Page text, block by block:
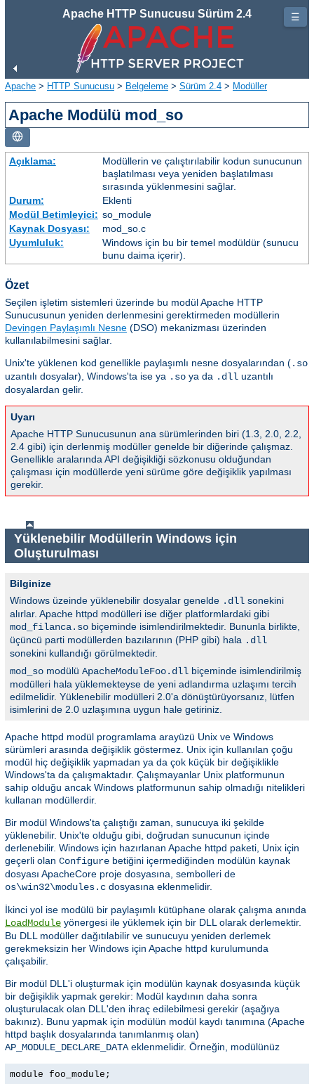
Apache HTTP Sunucusu Sürüm 2.4
Apache > HTTP Sunucusu > Belgeleme > Sürüm 2.4 > Modüller
Apache Modülü mod_so
Açıklama:
Modüllerin ve çalıştırılabilir kodun sunucunun
başlatılması veya yeniden başlatılması
sırasında yüklenmesini sağlar.
Durum:
Eklenti
Modül Betimleyici: so_module
Kaynak Dosyası:
mod_so.c
Uyumluluk:
Windows için bu bir temel modüldür (sunucu
bunu daima içerir).
Özet
Seçilen işletim sistemleri üzerinde bu modül Apache HTTP
Sunucusunun yeniden derlenmesini gerektirmeden modüllerin
Devingen Paylaşımlı Nesne (DSO) mekanizması üzerinden
kullanılabilmesini sağlar.
Unix'te yüklenen kod genellikle paylaşımlı nesne dosyalarından (.so
uzantılı dosyalar), Windows'ta ise ya .so ya da .dll uzantılı
dosyalardan gelir.
Uyarı
Apache HTTP Sunucusunun ana sürümlerinden biri (1.3, 2.0, 2.2,
2.4 gibi) için derlenmiş modüller genelde bir diğerinde çalışmaz.
Genellikle aralarında API değişikliği sözkonusu olduğundan
çalışması için modüllerde yeni sürüme göre değişiklik yapılması
gerekir.
Yüklenebilir Modüllerin Windows için
Oluşturulması
Bilginize
Windows üzeinde yüklenebilir dosyalar genelde .dll sonekini
alırlar. Apache httpd modülleri ise diğer platformlardaki gibi
mod_filanca.so biçeminde isimlendirilmektedir. Bununla birlikte,
üçüncü parti modüllerden bazılarının (PHP gibi) hala .dll
sonekini kullandığı görülmektedir.
mod_so modülü ApacheModuleFoo.dll biçeminde isimlendirilmiş
modülleri hala yüklemekteyse de yeni adlandırma uzlaşımı tercih
edilmelidir. Yüklenebilir modülleri 2.0'a dönüştürüyorsanız, lütfen
isimlerini de 2.0 uzlaşımına uygun hale getiriniz.
Apache httpd modül programlama arayüzü Unix ve Windows
sürümleri arasında değişiklik göstermez. Unix için kullanılan çoğu
modül hiç değişiklik yapmadan ya da çok küçük bir değişiklikle
Windows'ta da çalışmaktadır. Çalışmayanlar Unix platformunun
sahip olduğu ancak Windows platformunun sahip olmadığı nitelikleri
kullanan modüllerdir.
Bir modül Windows'ta çalıştığı zaman, sunucuya iki şekilde
yüklenebilir. Unix'te olduğu gibi, doğrudan sunucunun içinde
derlenebilir. Windows için hazırlanan Apache httpd paketi, Unix için
geçerli olan Configure betiğini içermediğinden modülün kaynak
dosyası ApacheCore proje dosyasına, sembolleri de
os\win32\modules.c dosyasına eklenmelidir.
İkinci yol ise modülü bir paylaşımlı kütüphane olarak çalışma anında
LoadModule yönergesi ile yüklemek için bir DLL olarak derlemektir.
Bu DLL modüller dağıtılabilir ve sunucuyu yeniden derlemek
gerekmeksizin her Windows için Apache httpd kurulumunda
çalışabilir.
Bir modül DLL'i oluşturmak için modülün kaynak dosyasında küçük
bir değişiklik yapmak gerekir: Modül kaydının daha sonra
oluşturulacak olan DLL'den ihraç edilebilmesi gerekir (aşağıya
bakınız). Bunu yapmak için modülün modül kaydı tanımına (Apache
httpd başlık dosyalarında tanımlanmış olan)
AP_MODULE_DECLARE_DATAeklenmelidir. Örneğin, modülünüz
module foo_module;
☰